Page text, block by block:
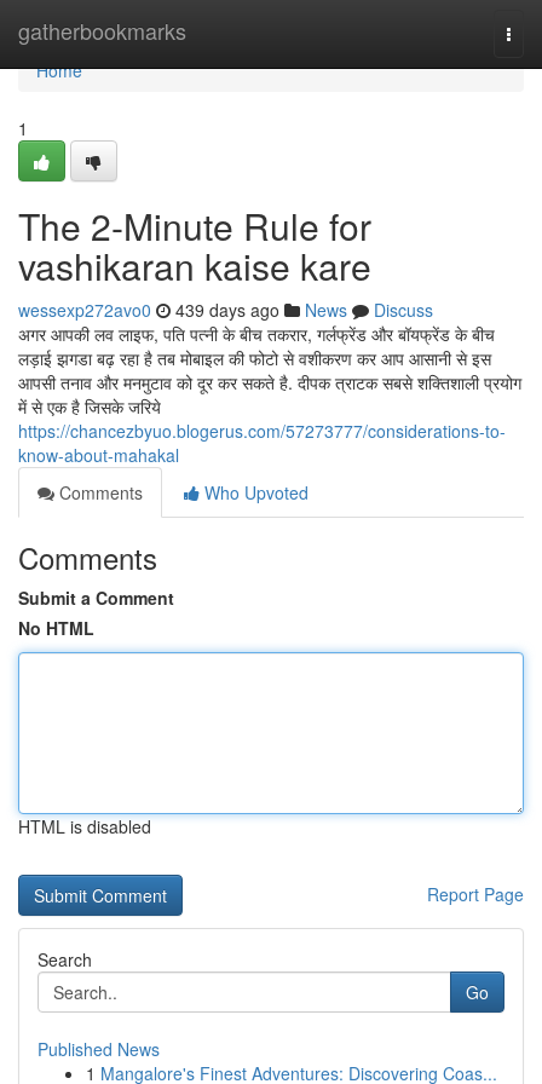
gatherbookmarks
Home
Home
1
The 2-Minute Rule for
vashikaran kaise kare
wessexp272avo0 439 days ago News
Discuss
अगर आपकी लव लाइफ, पति पत्नी के बीच तकरार, गर्लफ्रेंड और बॉयफ्रेंड के बीच
लड़ाई झगडा बढ़ रहा है तब मोबाइल की फोटो से वशीकरण कर आप आसानी से इस
आपसी तनाव और मनमुटाव को दूर कर सकते है. दीपक त्राटक सबसे शक्तिशाली प्रयोग
में से एक है जिसके जरिये
https://chancezbyuo.blogerus.com/57273777/considerations-to-
know-about-mahakal
Comments
Who Upvoted
Comments
Submit a Comment
No HTML
HTML is disabled
Report Page
Search
Go
Published News
1 Mangalore's Finest Adventures: Discovering Coas...